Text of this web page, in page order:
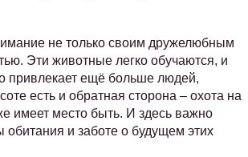
не только своим дружелюбным
Эти животные легко обучаются, и
привлекает ещё больше людей,
есть и обратная сторона – охота на
имеет место быть. И здесь важно
и заботе о будущем этих